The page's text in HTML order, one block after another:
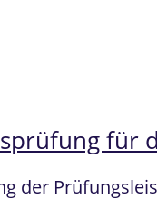
für
der